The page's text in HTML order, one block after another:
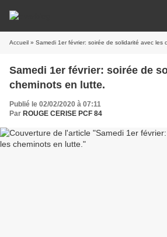
Accueil » Samedi 1er février: soirée de solidarité avec les
Samedi 1er février: soirée de
cheminots en lutte.
Publié le 02/02/2020 à 07:11
Par ROUGE CERISE PCF 84